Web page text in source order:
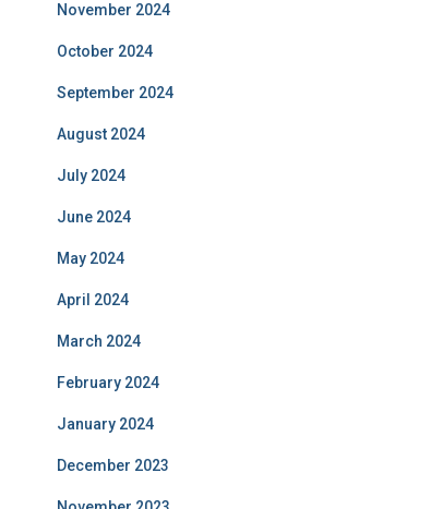
November 2024
October 2024
September 2024
August 2024
July 2024
June 2024
May 2024
April 2024
March 2024
February 2024
January 2024
December 2023